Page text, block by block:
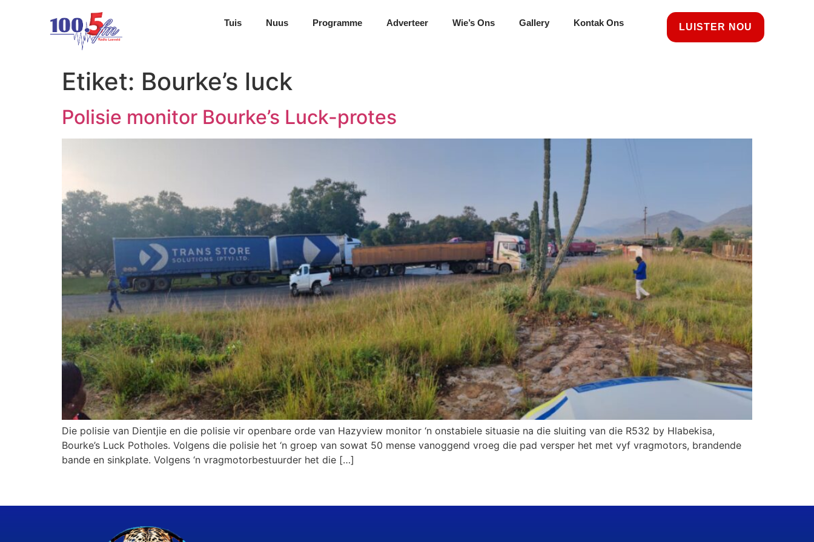
Tuis Nuus Programme Adverteer Wie’s Ons Gallery Kontak Ons LUISTER NOU
Etiket: Bourke’s luck
Polisie monitor Bourke’s Luck-protes
Die polisie van Dientjie en die polisie vir openbare orde van Hazyview monitor ‘n onstabiele situasie na die sluiting van die R532 by Hlabekisa,
Bourke’s Luck Potholes. Volgens die polisie het ‘n groep van sowat 50 mense vanoggend vroeg die pad versper het met vyf vragmotors, brandende
bande en sinkplate. Volgens ‘n vragmotorbestuurder het die […]